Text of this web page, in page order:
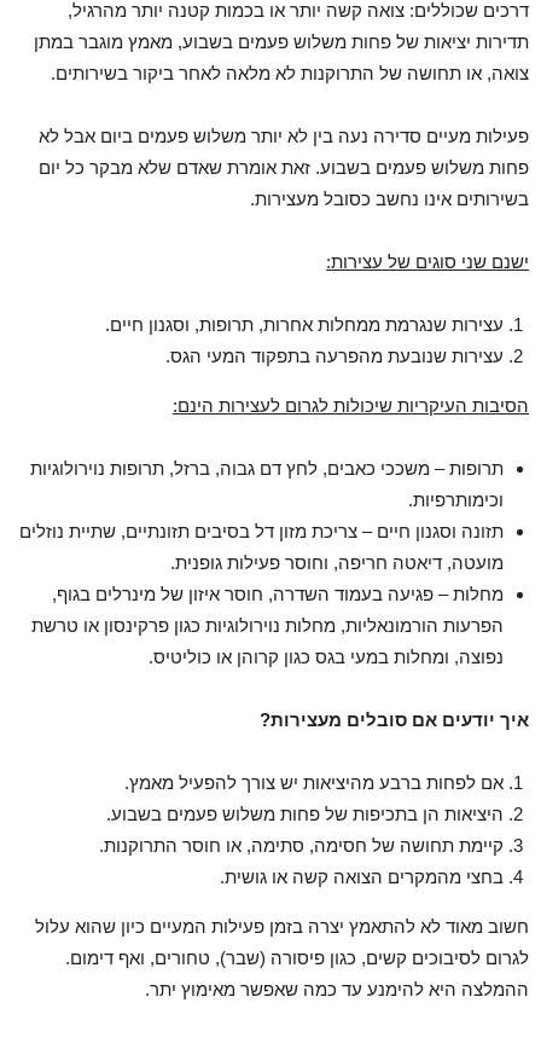
דרכים שכוללים: צואה קשה יותר או בכמות קטנה יותר מהרגיל,
תדירות יציאות של פחות משלוש פעמים בשבוע, מאמץ מוגבר במתן
צואה, או תחושה של התרוקנות לא מלאה לאחר ביקור בשירותים.
פעילות מעיים סדירה נעה בין לא יותר משלוש פעמים ביום אבל לא
פחות משלוש פעמים בשבוע. זאת אומרת שאדם שלא מבקר כל יום
בשירותים אינו נחשב כסובל מעצירות.
ישנם שני סוגים של עצירות:
עצירות שנגרמת ממחלות אחרות, תרופות, וסגנון חיים.
עצירות שנובעת מהפרעה בתפקוד המעי הגס.
הסיבות העיקריות שיכולות לגרום לעצירות הינם:
תרופות – משככי כאבים, לחץ דם גבוה, ברזל, תרופות נוירולוגיות
וכימותרפיות.
תזונה וסגנון חיים – צריכת מזון דל בסיבים תזונתיים, שתיית נוזלים
מועטה, דיאטה חריפה, וחוסר פעילות גופנית.
מחלות – פגיעה בעמוד השדרה, חוסר איזון של מינרלים בגוף,
הפרעות הורמונאליות, מחלות נוירולוגיות כגון פרקינסון או טרשת
נפוצה, ומחלות במעי בגס כגון קרוהן או כוליטיס.
איך יודעים אם סובלים מעצירות?
אם לפחות ברבע מהיציאות יש צורך להפעיל מאמץ.
היציאות הן בתכיפות של פחות משלוש פעמים בשבוע.
קיימת תחושה של חסימה, סתימה, או חוסר התרוקנות.
בחצי מהמקרים הצואה קשה או גושית.
חשוב מאוד לא להתאמץ יצרה בזמן פעילות המעיים כיון שהוא עלול
לגרום לסיבוכים קשים, כגון פיסורה (שבר), טחורים, ואף דימום.
ההמלצה היא להימנע עד כמה שאפשר מאימוץ יתר.